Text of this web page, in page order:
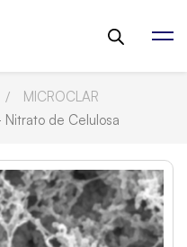
MICROCLAR
de Celulosa